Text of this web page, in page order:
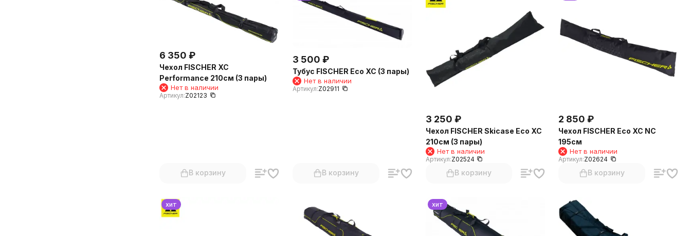
6 350 ₽
Чехол FISCHER XC
Performance 210см (3 пары)
Нет в наличии
Артикул:Z02123
В корзину
3 500 ₽
Тубус FISCHER Eco XC (3 пары)
Нет в наличии
Артикул:Z02911
В корзину
3 250 ₽
Чехол FISCHER Skicase Eco XC
210см (3 пары)
Нет в наличии
Артикул:Z02524
В корзину
2 850 ₽
Чехол FISCHER Eco XC NC
195см
Нет в наличии
Артикул:Z02624
В корзину
хит хит